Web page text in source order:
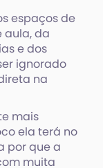
espaços de
aula, da
e dos
ignorado
na
mais
ela terá no
por que a
muita